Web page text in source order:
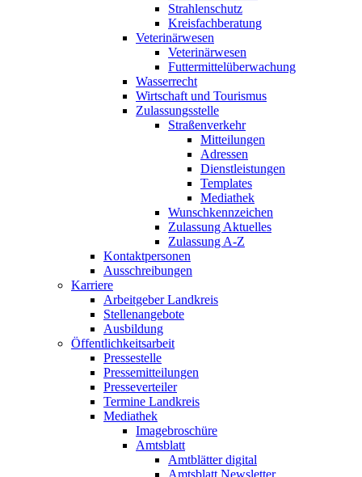
Strahlenschutz
Kreisfachberatung
Veterinärwesen
Veterinärwesen
Futtermittelüberwachung
Wasserrecht
Wirtschaft und Tourismus
Zulassungsstelle
Straßenverkehr
Mitteilungen
Adressen
Dienstleistungen
Templates
Mediathek
Wunschkennzeichen
Zulassung Aktuelles
Zulassung A-Z
Kontaktpersonen
Ausschreibungen
Karriere
Arbeitgeber Landkreis
Stellenangebote
Ausbildung
Öffentlichkeitsarbeit
Pressestelle
Pressemitteilungen
Presseverteiler
Termine Landkreis
Mediathek
Imagebroschüre
Amtsblatt
Amtblätter digital
Amtsblatt Newsletter